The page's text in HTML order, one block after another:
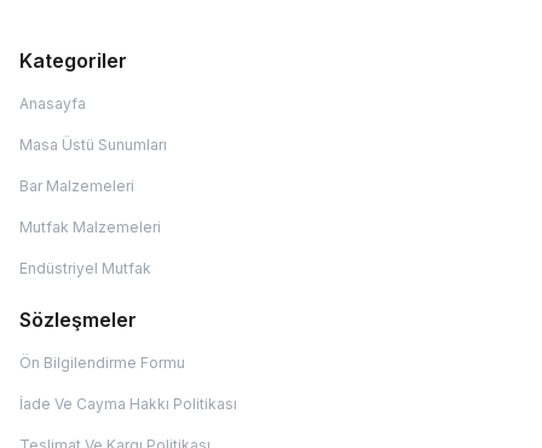
Kategoriler
Anasayfa
Masa Üstü Sunumları
Bar Malzemeleri
Mutfak Malzemeleri
Endüstriyel Mutfak
Sözleşmeler
Ön Bilgilendirme Formu
İade Ve Cayma Hakkı Politikası